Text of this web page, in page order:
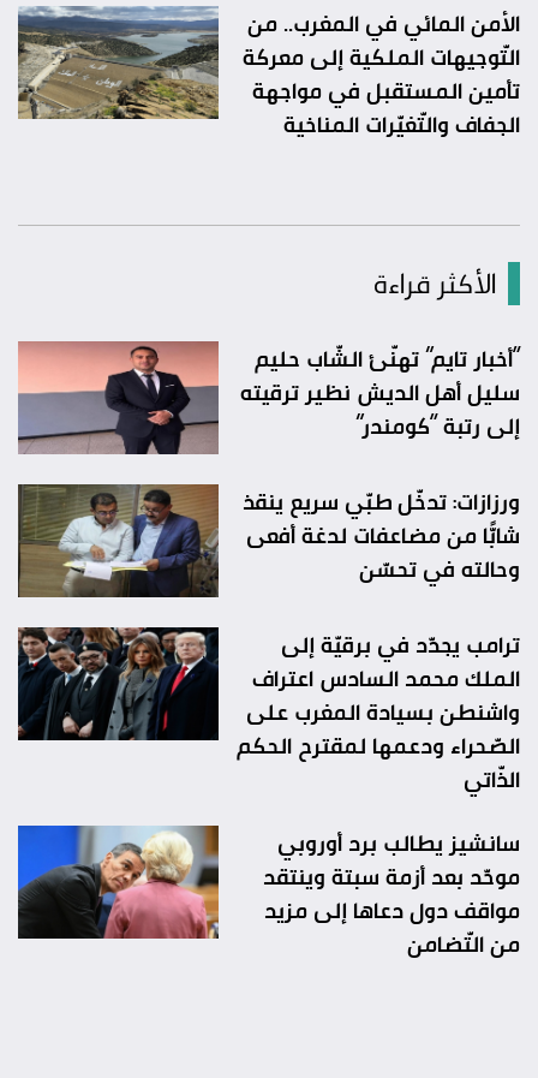
الأمن المائي في المغرب.. من
التّوجيهات الملكية إلى معركة
تأمين المستقبل في مواجهة
الجفاف والتّغيّرات المناخية
الأكثر قراءة
“أخبار تايم” تهنّئ الشّاب حليم
سليل أهل الديش نظير ترقيته
إلى رتبة “كومندر”
ورزازات: تدخّل طبّي سريع ينقذ
شابًّا من مضاعفات لدغة أفعى
وحالته في تحسّن
ترامب يجدّد في برقيّة إلى
الملك محمد السادس اعتراف
واشنطن بسيادة المغرب على
الصّحراء ودعمها لمقترح الحكم
الذّاتي
سانشيز يطالب برد أوروبي
موحّد بعد أزمة سبتة وينتقد
مواقف دول دعاها إلى مزيد
من التّضامن